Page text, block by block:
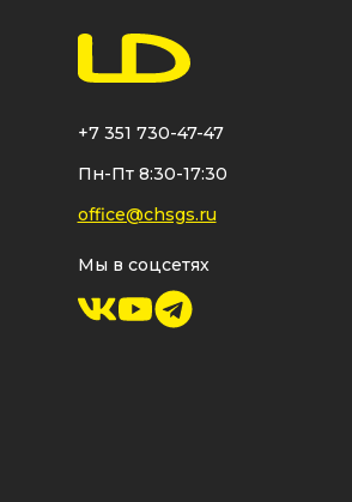
+7 351 730-47-47
Пн-Пт 8:30-17:30
office@chsgs.ru
Мы в соцсетях